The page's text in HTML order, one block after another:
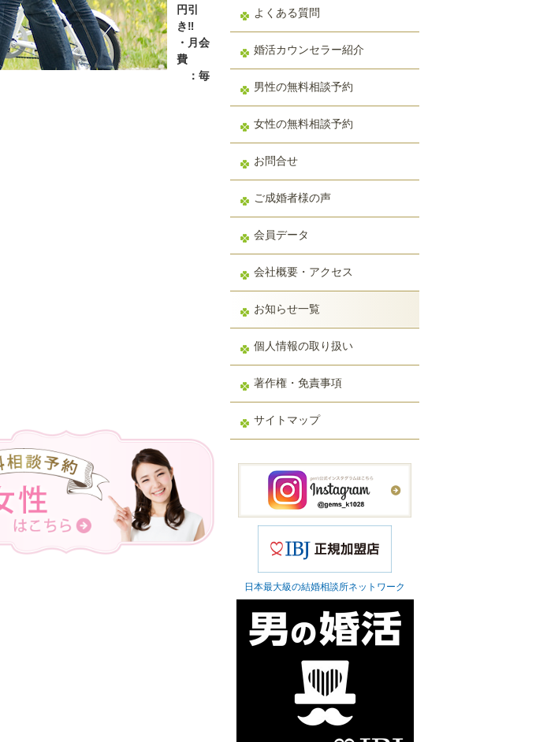
円引
き‼️
・月会
費
：毎
よくある質問
婚活カウンセラー紹介
男性の無料相談予約
女性の無料相談予約
お問合せ
ご成婚者様の声
会員データ
会社概要・アクセス
お知らせ一覧
個人情報の取り扱い
著作権・免責事項
サイトマップ
日本最大級の結婚相談所ネットワーク